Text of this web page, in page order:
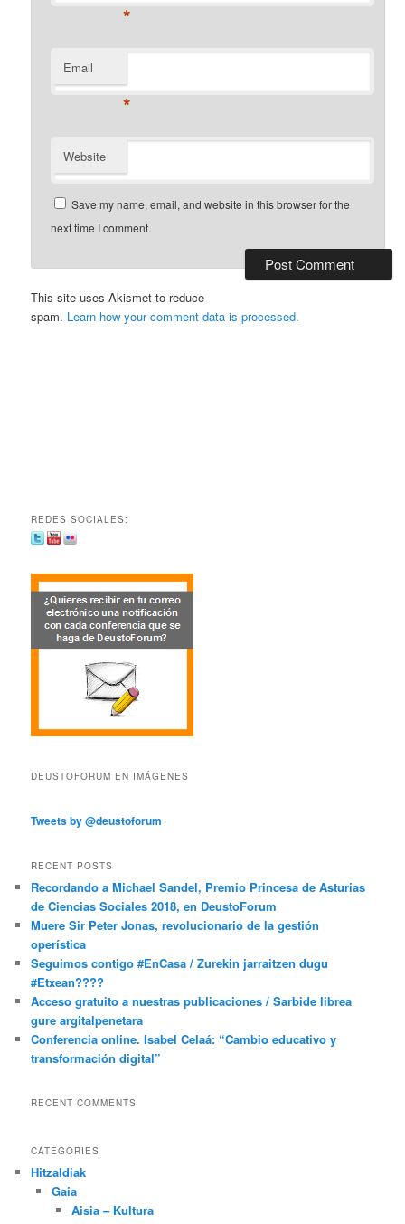
*
Email
*
Website
Save my name, email, and website in this browser for the
next time I comment.
This site uses Akismet to reduce
spam. Learn how your comment data is processed.
REDES SOCIALES:
DEUSTOFORUM EN IMÁGENES
Tweets by @deustoforum
RECENT POSTS
Recordando a Michael Sandel, Premio Princesa de Asturias
de Ciencias Sociales 2018, en DeustoForum
Muere Sir Peter Jonas, revolucionario de la gestión
operística
Seguimos contigo #EnCasa / Zurekin jarraitzen dugu
#Etxean????
Acceso gratuito a nuestras publicaciones / Sarbide librea
gure argitalpenetara
Conferencia online. Isabel Celaá: “Cambio educativo y
transformación digital”
RECENT COMMENTS
CATEGORIES
Hitzaldiak
Gaia
Aisia – Kultura